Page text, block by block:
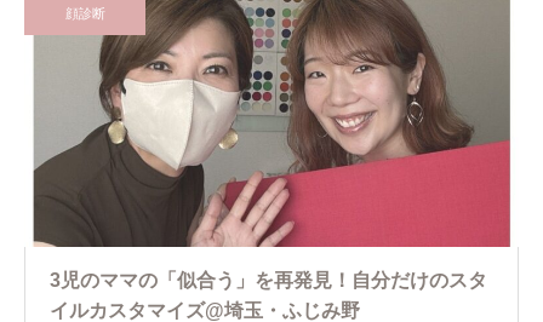
顔診断
3児のママの「似合う」を再発見！自分だけのスタ
イルカスタマイズ@埼玉・ふじみ野